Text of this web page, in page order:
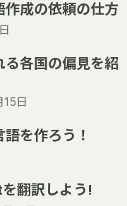
作成の依頼の仕方
る各国の偏見を紹
15日
を作ろう！
翻訳しよう!